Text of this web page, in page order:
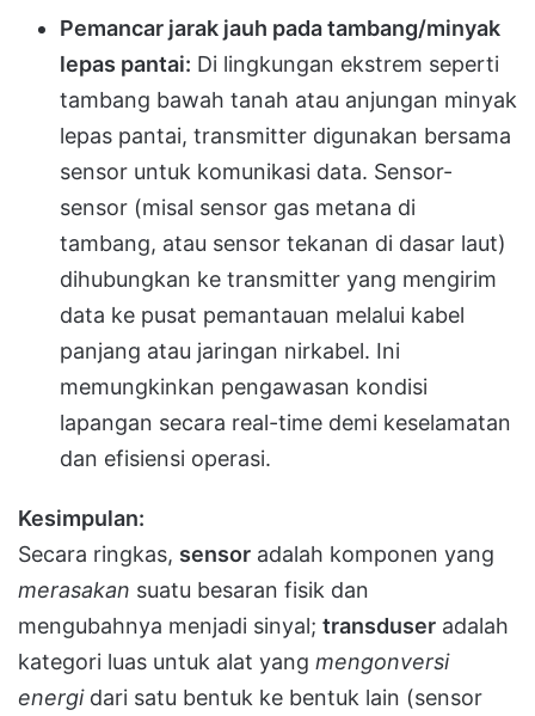
Pemancar jarak jauh pada tambang/minyak
lepas pantai: Di lingkungan ekstrem seperti
tambang bawah tanah atau anjungan minyak
lepas pantai, transmitter digunakan bersama
sensor untuk komunikasi data. Sensor-
sensor (misal sensor gas metana di
tambang, atau sensor tekanan di dasar laut)
dihubungkan ke transmitter yang mengirim
data ke pusat pemantauan melalui kabel
panjang atau jaringan nirkabel. Ini
memungkinkan pengawasan kondisi
lapangan secara real-time demi keselamatan
dan efisiensi operasi.
Kesimpulan:
Secara ringkas, sensor adalah komponen yang
merasakan suatu besaran fisik dan
mengubahnya menjadi sinyal; transduser adalah
kategori luas untuk alat yang mengonversi
energidari satu bentuk ke bentuk lain (sensor